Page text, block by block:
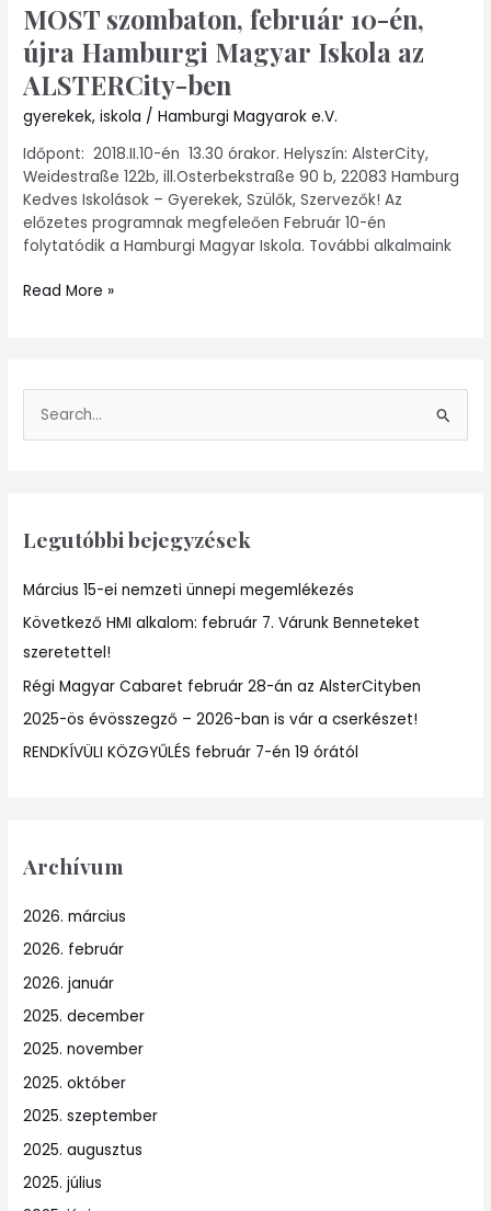
MOST szombaton, február 10-én,
újra Hamburgi Magyar Iskola az
ALSTERCity-ben
gyerekek,iskola /Hamburgi Magyarok e.V.
Időpont: 2018.II.10-én 13.30 órakor. Helyszín: AlsterCity,
Weidestraße 122b, ill.Osterbekstraße 90 b, 22083 Hamburg
Kedves Iskolások – Gyerekek, Szülők, Szervezők! Az
előzetes programnak megfeleően Február 10-én
folytatódik a Hamburgi Magyar Iskola. További alkalmaink
MOST
szombaton,
február
10-
újra
Hamburgi
Magyar
Iskola
az
ALSTERCity-
Read More »
c
f
o
r
:
Legutóbbi bejegyzések
Március 15-ei nemzeti ünnepi megemlékezés
Következő HMI alkalom: február 7. Várunk Benneteket
szeretettel!
Régi Magyar Cabaret február 28-án az AlsterCityben
2025-ös évösszegző – 2026-ban is vár a cserkészet!
RENDKÍVÜLI KÖZGYŰLÉS február 7-én 19 órától
Archívum
2026. március
2026. február
2026. január
2025. december
2025. november
2025. október
2025. szeptember
2025. augusztus
2025. július